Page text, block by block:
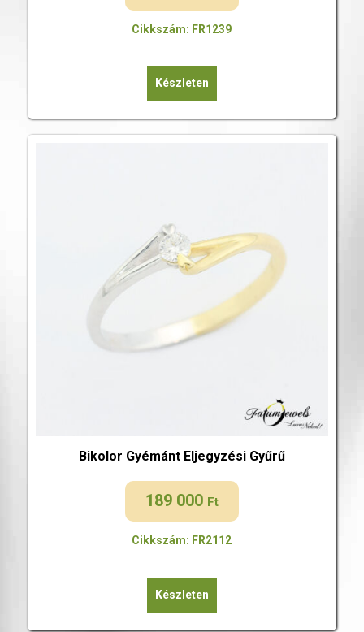
Cikkszám: FR1239
Készleten
Bikolor Gyémánt Eljegyzési Gyűrű
189 000 Ft
Cikkszám: FR2112
Készleten